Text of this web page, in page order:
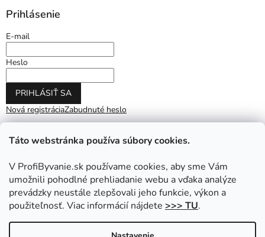
Táto webstránka používa súbory cookies.
V ProfiByvanie.sk používame cookies, aby sme Vám
umožnili pohodlné prehliadanie webu a vďaka analýze
prevádzky neustále zlepšovali jeho funkcie, výkon a
použiteľnosť. Viac informácií nájdete >>> TU.
Prihlásenie
E-mail
Heslo
PRIHLÁSIŤ SA
Nová registráciaZabudnuté heslo